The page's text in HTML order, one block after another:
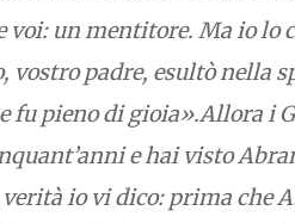
voi: un mentitore. Ma io lo
vostro padre, esultò nella
fu pieno di gioia».Allora i
e hai visto
io vi dico: prima che